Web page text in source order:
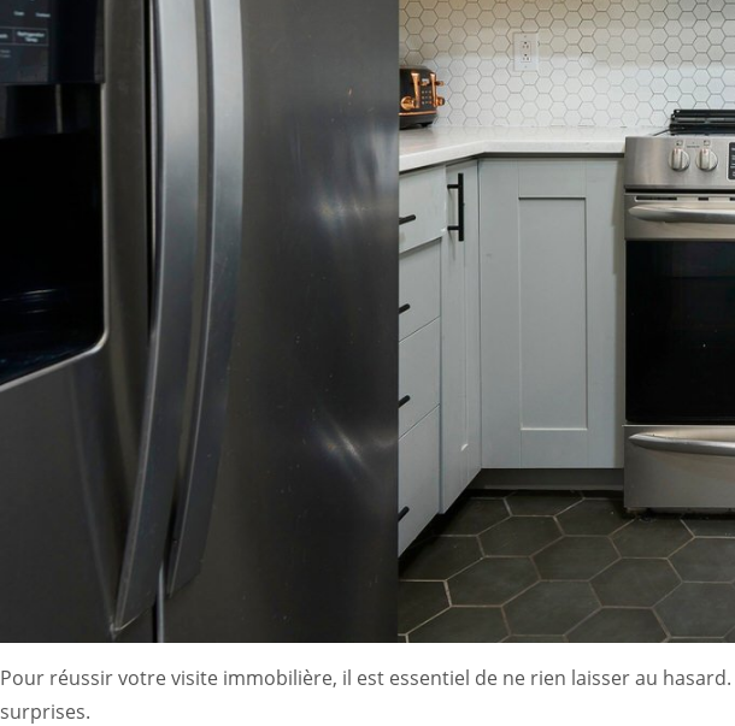
Pour réussir votre visite immobilière, il est essentiel de ne rien laisser au
surprises.